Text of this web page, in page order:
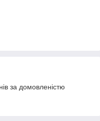
за домовленістю